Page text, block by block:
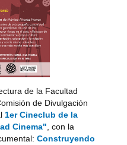
de la Facultad
de Divulgación
1er Cineclub de la
Cinema", con la
Construyendo